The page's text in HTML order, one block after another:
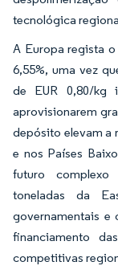
tecnológica
A Europa regista
6,55%, uma vez
de EUR 0,80/kg
aprovisionarem
depósito elevam a
e nos Países
futuro
toneladas da
governamentais
financiamento
competitivas